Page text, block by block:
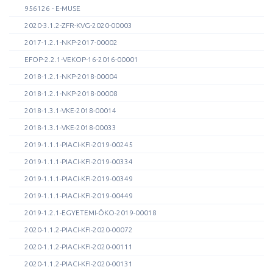
956126 - E-MUSE
2020-3.1.2-ZFR-KVG-2020-00003
2017-1.2.1-NKP-2017-00002
EFOP-2.2.1-VEKOP-16-2016-00001
2018-1.2.1-NKP-2018-00004
2018-1.2.1-NKP-2018-00008
2018-1.3.1-VKE-2018-00014
2018-1.3.1-VKE-2018-00033
2019-1.1.1-PIACI-KFI-2019-00245
2019-1.1.1-PIACI-KFI-2019-00334
2019-1.1.1-PIACI-KFI-2019-00349
2019-1.1.1-PIACI-KFI-2019-00449
2019-1.2.1-EGYETEMI-ÖKO-2019-00018
2020-1.1.2-PIACI-KFI-2020-00072
2020-1.1.2-PIACI-KFI-2020-00111
2020-1.1.2-PIACI-KFI-2020-00131